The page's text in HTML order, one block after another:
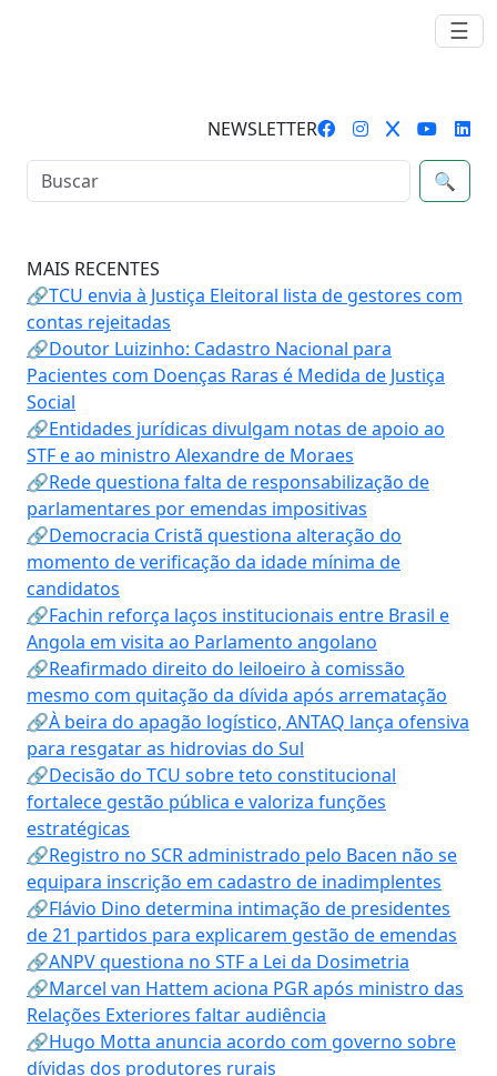
☰
NEWSLETTER
🔍
MAIS RECENTES
🔗TCU envia à Justiça Eleitoral lista de gestores com
contas rejeitadas
🔗Doutor Luizinho: Cadastro Nacional para
Pacientes com Doenças Raras é Medida de Justiça
Social
🔗Entidades jurídicas divulgam notas de apoio ao
STF e ao ministro Alexandre de Moraes
🔗Rede questiona falta de responsabilização de
parlamentares por emendas impositivas
🔗Democracia Cristã questiona alteração do
momento de verificação da idade mínima de
candidatos
🔗Fachin reforça laços institucionais entre Brasil e
Angola em visita ao Parlamento angolano
🔗Reafirmado direito do leiloeiro à comissão
mesmo com quitação da dívida após arrematação
🔗À beira do apagão logístico, ANTAQ lança ofensiva
para resgatar as hidrovias do Sul
🔗Decisão do TCU sobre teto constitucional
fortalece gestão pública e valoriza funções
estratégicas
🔗Registro no SCR administrado pelo Bacen não se
equipara inscrição em cadastro de inadimplentes
🔗Flávio Dino determina intimação de presidentes
de 21 partidos para explicarem gestão de emendas
🔗ANPV questiona no STF a Lei da Dosimetria
🔗Marcel van Hattem aciona PGR após ministro das
Relações Exteriores faltar audiência
🔗Hugo Motta anuncia acordo com governo sobre
dívidas dos produtores rurais